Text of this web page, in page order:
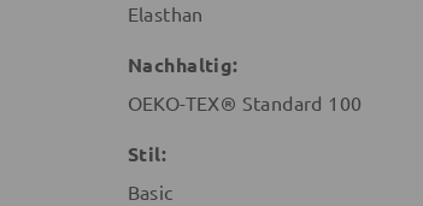
Elasthan
Nachhaltig:
OEKO-TEX® Standard 100
Stil:
Basic